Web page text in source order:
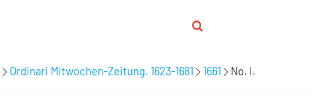
Ordinari Mitwochen-Zeitung. 1623-1681 1661 No. I.